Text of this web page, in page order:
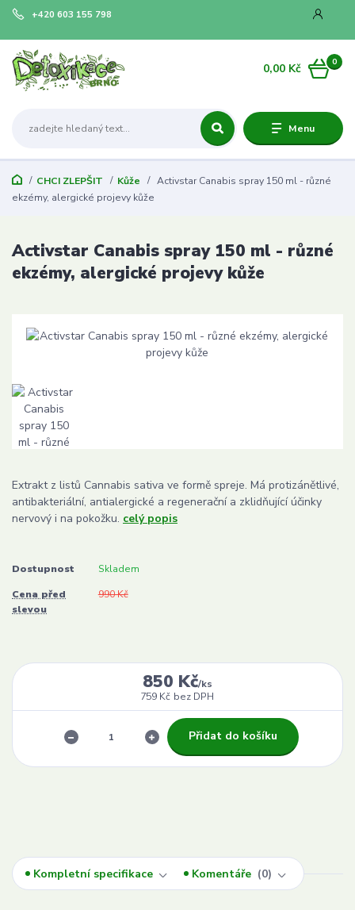
Menu
+420 603 155 798
0
0,00 Kč
CHCI ZLEPŠIT Kůže
Activstar Canabis spray 150 ml - různé
ekzémy, alergické projevy kůže
Activstar Canabis spray 150 ml - různé
ekzémy, alergické projevy kůže
Extrakt z listů Cannabis sativa ve formě spreje. Má protizánětlivé,
antibakteriální, antialergické a regenerační a zklidňující účinky
nervový i na pokožku. celý popis
Dostupnost Skladem
Cena před
slevou
990 Kč
850 Kč/ks
759 Kč bez DPH
Přidat do košíku
Kompletní specifikace Komentáře 0